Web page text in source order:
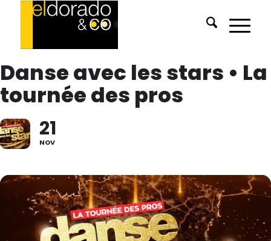
Danse avec les stars • La
tournée des pros
21
NOV